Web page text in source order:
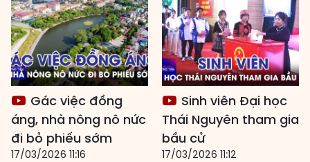
Gác việc đồng
áng, nhà nông nô nức
đi bỏ phiếu sớm
17/03/2026 11:16
Sinh viên Đại học
Thái Nguyên tham gia
bầu cử
17/03/2026 11:12